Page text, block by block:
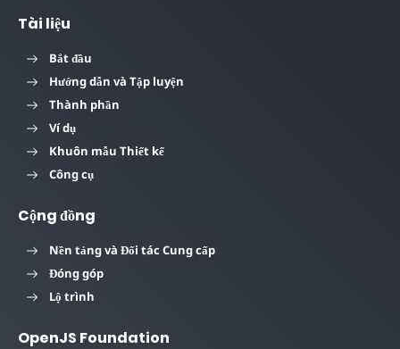
Tài liệu
Bắt đầu
Hướng dẫn và Tập luyện
Thành phần
Ví dụ
Khuôn mẫu Thiết kế
Công cụ
Cộng đồng
Nền tảng và Đối tác Cung cấp
Đóng góp
Lộ trình
OpenJS Foundation